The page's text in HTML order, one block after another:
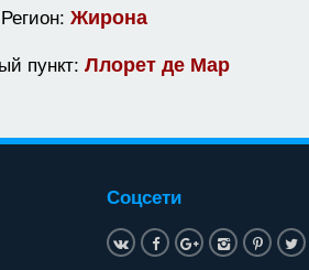
Регион: Жирона
пункт: Ллорет де Мар
Соцсети